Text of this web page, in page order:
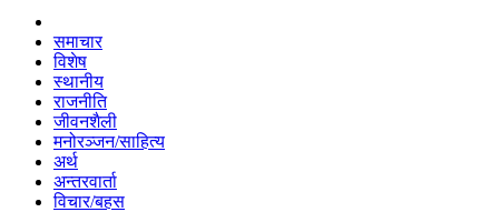
समाचार
विशेष
स्थानीय
राजनीति
जीवनशैली
मनोरञ्जन/साहित्य
अर्थ
अन्तरवार्ता
विचार/बहस